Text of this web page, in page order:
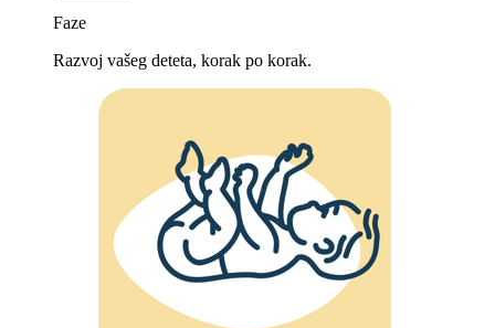
Faze
Razvoj vašeg deteta, korak po korak.